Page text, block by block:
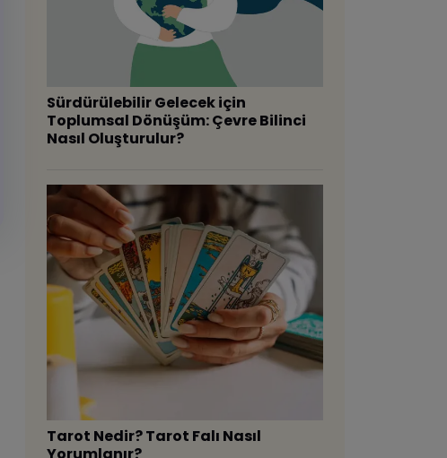
Sürdürülebilir Gelecek için
Toplumsal Dönüşüm: Çevre Bilinci
Nasıl Oluşturulur?
Tarot Nedir? Tarot Falı Nasıl